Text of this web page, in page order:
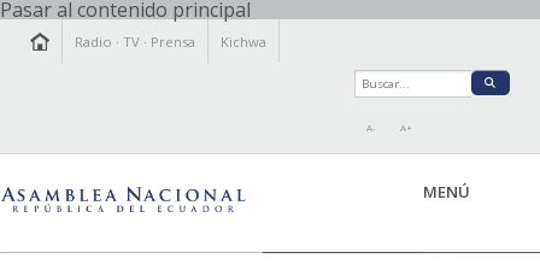
Pasar al contenido principal
Radio ·TV · Prensa Kichwa
A- A+
MENÚ